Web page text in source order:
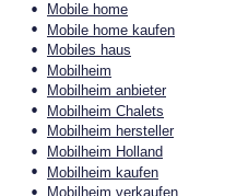
Mobile home
Mobile home kaufen
Mobiles haus
Mobilheim
Mobilheim anbieter
Mobilheim Chalets
Mobilheim hersteller
Mobilheim Holland
Mobilheim kaufen
Mobilheim verkaufen